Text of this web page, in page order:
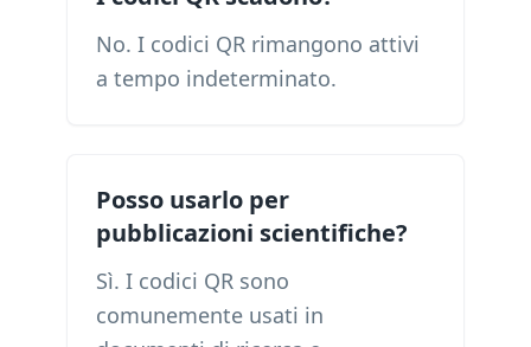
No. I codici QR rimangono attivi
a tempo indeterminato.
Posso usarlo per
pubblicazioni scientifiche?
Sì. I codici QR sono
comunemente usati in